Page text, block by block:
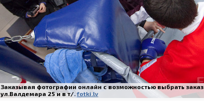
Печать в течение 1 часа в Риге –
Различные форматы и виды бумаги для
Доставка по всей Латвии или
Заказывая фотографии онлайн с возможностью выбрать
ул.Валдемара 25 и в т/. fotki.lv